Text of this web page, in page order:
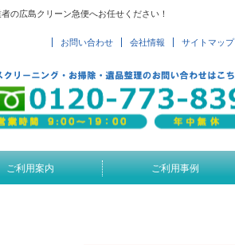
広島クリーン急便へお任せください！
お問い合わせ 会社情報 サイトマップ
ご利用案内 ご利用事例